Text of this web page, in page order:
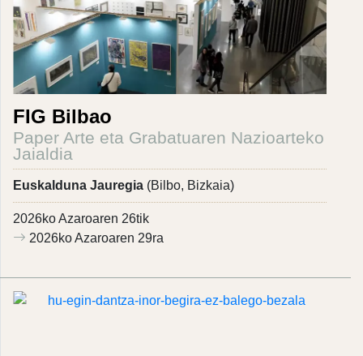
FIG Bilbao
Paper Arte eta Grabatuaren Nazioarteko
Jaialdia
Euskalduna Jauregia (Bilbo, Bizkaia)
2026ko Azaroaren 26tik
2026ko Azaroaren 29ra